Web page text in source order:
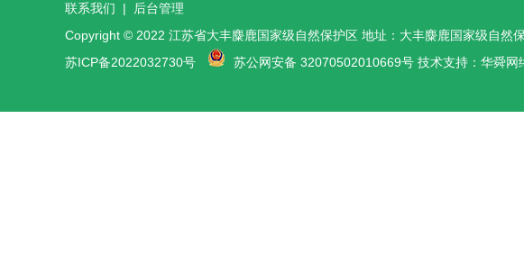
联系我们 |
后台管理
Copyright © 2022 江苏省大丰麋鹿国家级自然保护区 地址：大丰麋鹿国家级自然
苏ICP备2022032730号
苏公网安备 32070502010669号 技术支持：华舜网